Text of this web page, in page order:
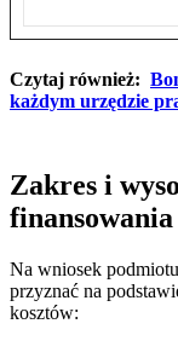
Czytaj również:
każdym urzędzie
Zakres i
Na wniosek
przyznać na
kosztów: